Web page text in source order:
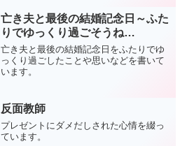
亡き夫と最後の結婚記念日～ふた
りでゆっくり過ごそうね…
亡き夫と最後の結婚記念日をふたりでゆ
っくり過ごしたことや思いなどを書いて
います。
反面教師
プレゼントにダメだしされた心情を綴っ
ています。